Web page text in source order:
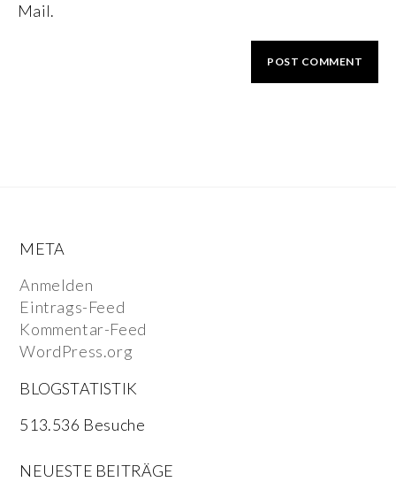
Mail.
META
Anmelden
Eintrags-Feed
Kommentar-Feed
WordPress.org
BLOGSTATISTIK
513.536 Besuche
NEUESTE BEITRÄGE